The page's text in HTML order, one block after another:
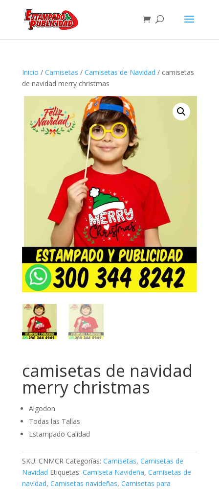
Inicio / Camisetas / Camisetas de Navidad / camisetas
de navidad merry christmas
camisetas de navidad
merry christmas
Algodon
Todas las Tallas
Estampado Calidad
SKU: CNMCR Categorías: Camisetas, Camisetas de
Navidad Etiquetas: Camiseta Navideña, Camisetas de
navidad, Camisetas navideñas, Camisetas para